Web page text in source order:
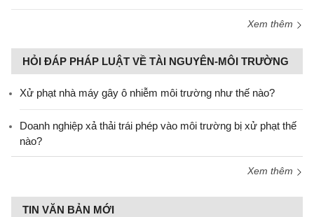
Xem thêm
HỎI ĐÁP PHÁP LUẬT VỀ TÀI NGUYÊN-MÔI TRƯỜNG
Xử phạt nhà máy gây ô nhiễm môi trường như thế nào?
Doanh nghiệp xả thải trái phép vào môi trường bị xử phạt thế
nào?
Xem thêm
TIN VĂN BẢN MỚI